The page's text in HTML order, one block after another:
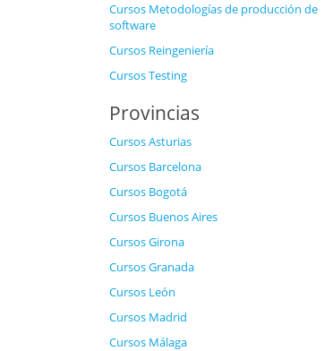
Cursos Metodologías de producción de
software
Cursos Reingeniería
Cursos Testing
Provincias
Cursos Asturias
Cursos Barcelona
Cursos Bogotá
Cursos Buenos Aires
Cursos Girona
Cursos Granada
Cursos León
Cursos Madrid
Cursos Málaga